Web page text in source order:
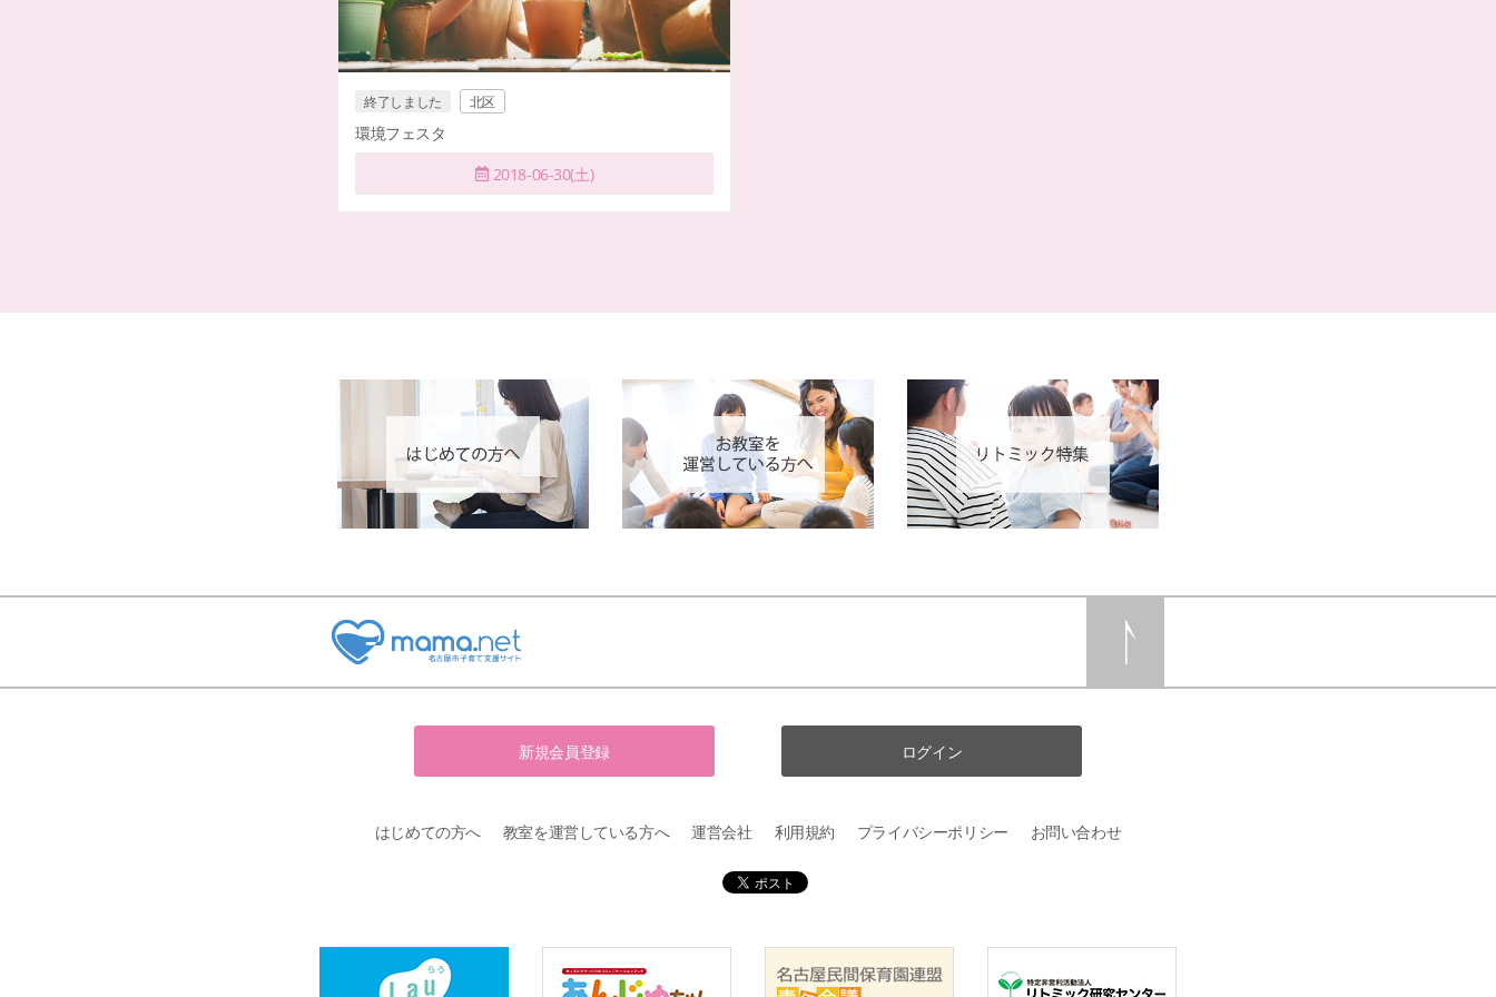
終了しました 北区
環境フェスタ
2018-06-30(土)
新規会員登録 ログイン
はじめての方へ 教室を運営している方へ 運営会社 利用規約 プライバシーポリシー お問い合わせ